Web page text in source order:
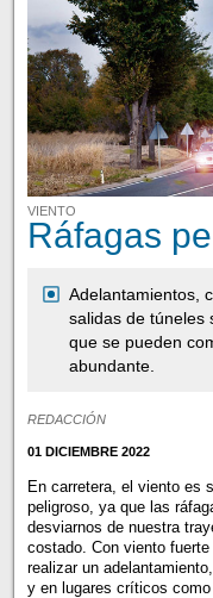
VIENTO
Ráfagas
Adelantamientos,
salidas de túneles
que se pueden
abundante.
REDACCIÓN
01 DICIEMBRE 2022
En carretera, el viento es
peligroso, ya que las
desviarnos de nuestra
costado. Con viento
realizar un
y en lugares críticos como